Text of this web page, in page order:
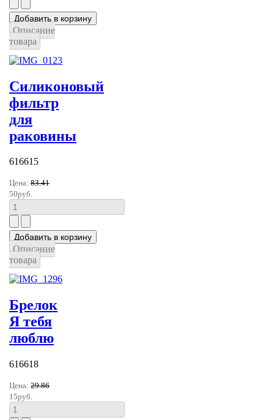
Описание
товара
Силиконовый
фильтр
для
раковины
616615
Цена: 83.41
50руб.
Описание
товара
Брелок
Я тебя
люблю
616618
Цена: 29.86
15руб.